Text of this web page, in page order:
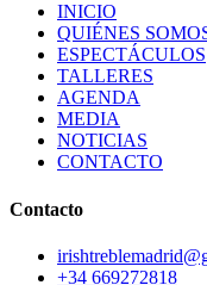
INICIO
QUIÉNES
ESPECTÁCULOS
TALLERES
AGENDA
MEDIA
NOTICIAS
CONTACTO
Contacto
+34 669272818